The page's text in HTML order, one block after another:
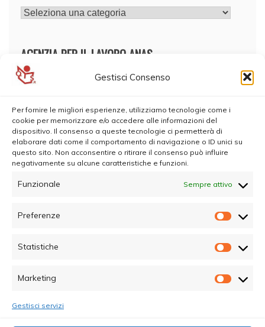
Gestisci Consenso
Per fornire le migliori esperienze, utilizziamo tecnologie come i
cookie per memorizzare e/o accedere alle informazioni del
dispositivo. Il consenso a queste tecnologie ci permetterà di
elaborare dati come il comportamento di navigazione o ID unici su
questo sito. Non acconsentire o ritirare il consenso può influire
negativamente su alcune caratteristiche e funzioni.
Funzionale Sempre attivo
Preferenze
Statistiche
Marketing
Gestisci servizi
CATEGORIE
AGENZIA PER IL LAVORO ANAS